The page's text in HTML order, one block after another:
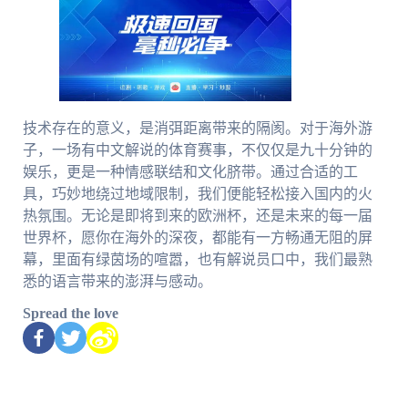
技术存在的意义，是消弭距离带来的隔阂。对于海外游
子，一场有中文解说的体育赛事，不仅仅是九十分钟的
娱乐，更是一种情感联结和文化脐带。通过合适的工
具，巧妙地绕过地域限制，我们便能轻松接入国内的火
热氛围。无论是即将到来的欧洲杯，还是未来的每一届
世界杯，愿你在海外的深夜，都能有一方畅通无阻的屏
幕，里面有绿茵场的喧嚣，也有解说员口中，我们最熟
悉的语言带来的澎湃与感动。
Spread the love